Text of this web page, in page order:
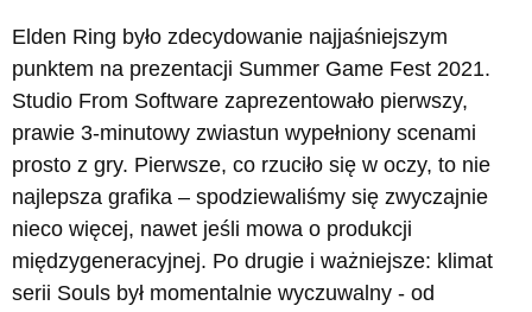
Elden Ring było zdecydowanie najjaśniejszym
punktem na prezentacji Summer Game Fest 2021.
Studio From Software zaprezentowało pierwszy,
prawie 3-minutowy zwiastun wypełniony scenami
prosto z gry. Pierwsze, co rzuciło się w oczy, to nie
najlepsza grafika – spodziewaliśmy się zwyczajnie
nieco więcej, nawet jeśli mowa o produkcji
międzygeneracyjnej. Po drugie i ważniejsze: klimat
serii Souls był momentalnie wyczuwalny - od